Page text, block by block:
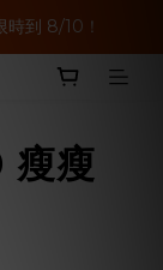
到 8/10！
瘦瘦